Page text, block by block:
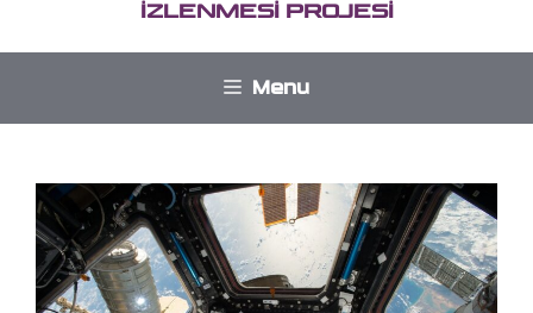
İZLENMESİ PROJESİ
Menu